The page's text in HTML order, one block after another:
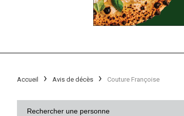
Accueil Avis de décès Couture Françoise